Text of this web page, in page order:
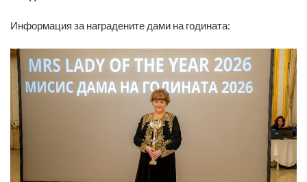
Информация за наградените дами на годината: